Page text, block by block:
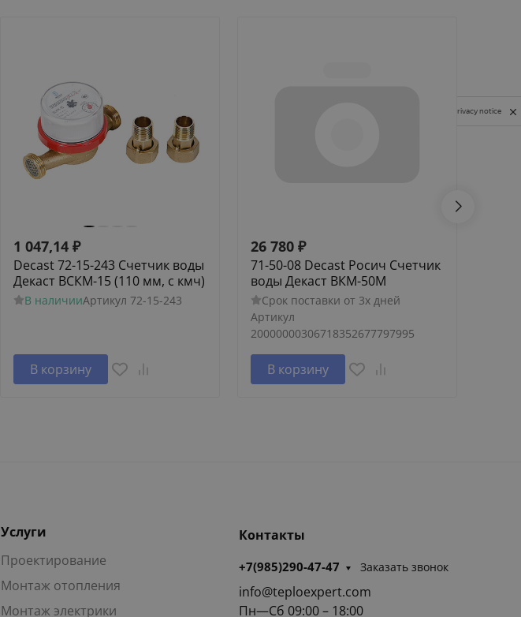
1 047,14 ₽
Decast 72-15-243 Счетчик воды
Декаст ВСКМ-15 (110 мм, с кмч)
В наличииАртикул 72-15-243
В корзину
26 780 ₽
71-50-08 Decast Росич Счетчик
воды Декаст ВКМ-50М
Срок поставки от 3х дней
Артикул
20000000306718352677797995
В корзину
Услуги
Проектирование
Монтаж отопления
Монтаж электрики
Контакты
+7(985)290-47-47 Заказать звонок
info@teploexpert.com
Пн—Сб 09:00 – 18:00
Privacy notice